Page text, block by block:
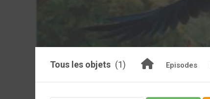
Tous les objets (1) Episodes